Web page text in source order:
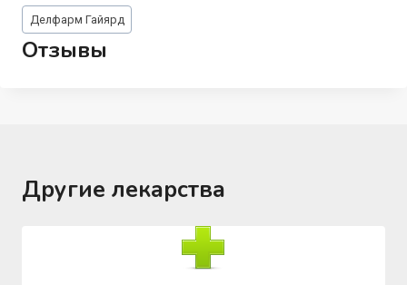
Метки
записи:
Делфарм Гайярд
Отзывы
Другие лекарства